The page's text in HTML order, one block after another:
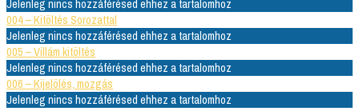
Jelenleg nincs hozzáférésed ehhez a tartalomhoz
004 – Kitöltés Sorozattal
Jelenleg nincs hozzáférésed ehhez a tartalomhoz
005 – Villám kitöltés
Jelenleg nincs hozzáférésed ehhez a tartalomhoz
006 – Kijelölés, mozgás
Jelenleg nincs hozzáférésed ehhez a tartalomhoz